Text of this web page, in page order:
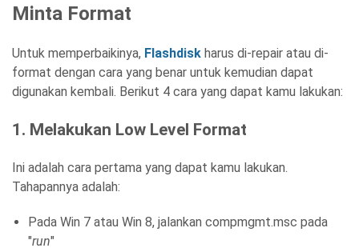
Minta Format
Untuk memperbaikinya, Flashdisk harus di-repair atau di-
format dengan cara yang benar untuk kemudian dapat
digunakan kembali. Berikut 4 cara yang dapat kamu lakukan:
1. Melakukan Low Level Format
Ini adalah cara pertama yang dapat kamu lakukan.
Tahapannya adalah:
Pada Win 7 atau Win 8, jalankan compmgmt.msc pada
"run"